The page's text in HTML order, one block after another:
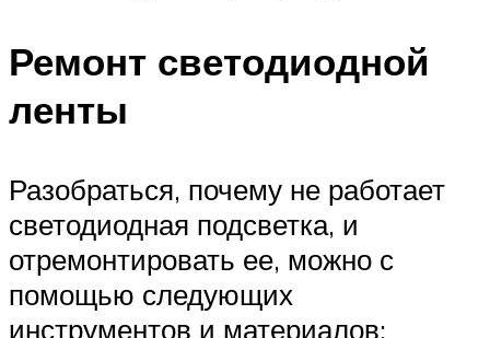
Ремонт светодиодной
ленты
Разобраться, почему не работает
светодиодная подсветка, и
отремонтировать ее, можно с
помощью следующих
инструментов и материалов: